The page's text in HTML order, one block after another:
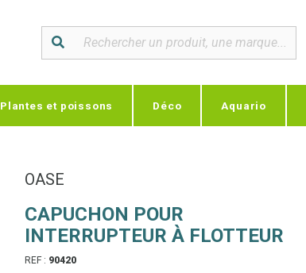
Plantes et poissons Déco Aquario
OASE
CAPUCHON POUR
INTERRUPTEUR À FLOTTEUR
REF : 90420